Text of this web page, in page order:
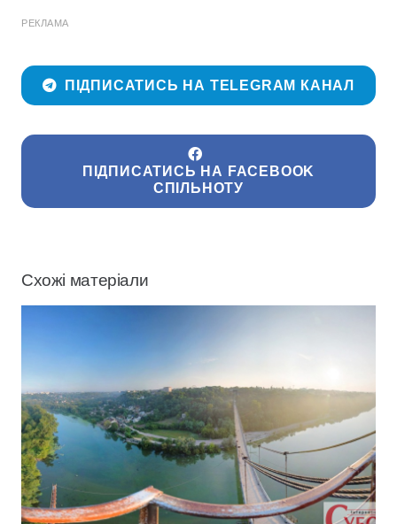
РЕКЛАМА
ПІДПИСАТИСЬ НА TELEGRAM КАНАЛ
ПІДПИСАТИСЬ НА FACEBOOK
СПІЛЬНОТУ
Схожі матеріали